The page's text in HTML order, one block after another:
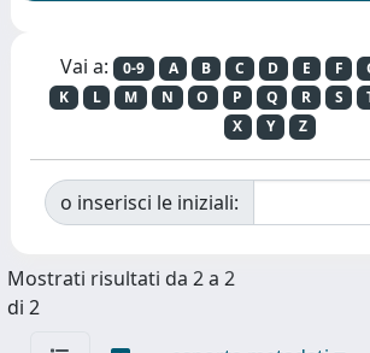
Vai a: 0-9 A B C D E F
K
L M N O P Q R S
X
Y Z
o inserisci le iniziali:
Mostrati risultati da 2 a 2
di 2